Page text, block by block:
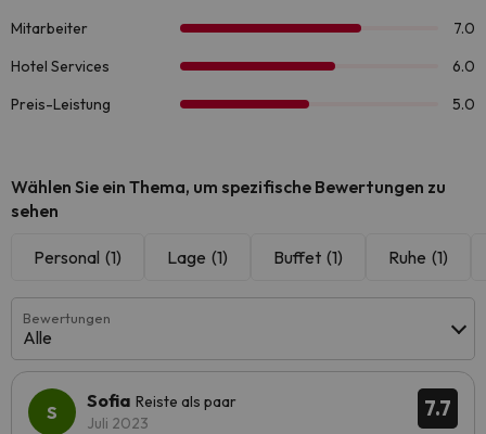
Wählen Sie ein Thema, um spezifische Bewertungen zu
sehen
Personal (1) Lage (1) Buffet (1) Ruhe (1)
Bewertungen
Alle
7.7
Sofia Reiste als paar
Juli 2023